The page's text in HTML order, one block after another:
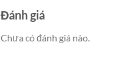
Đánh giá
Chưa có đánh giá nào.